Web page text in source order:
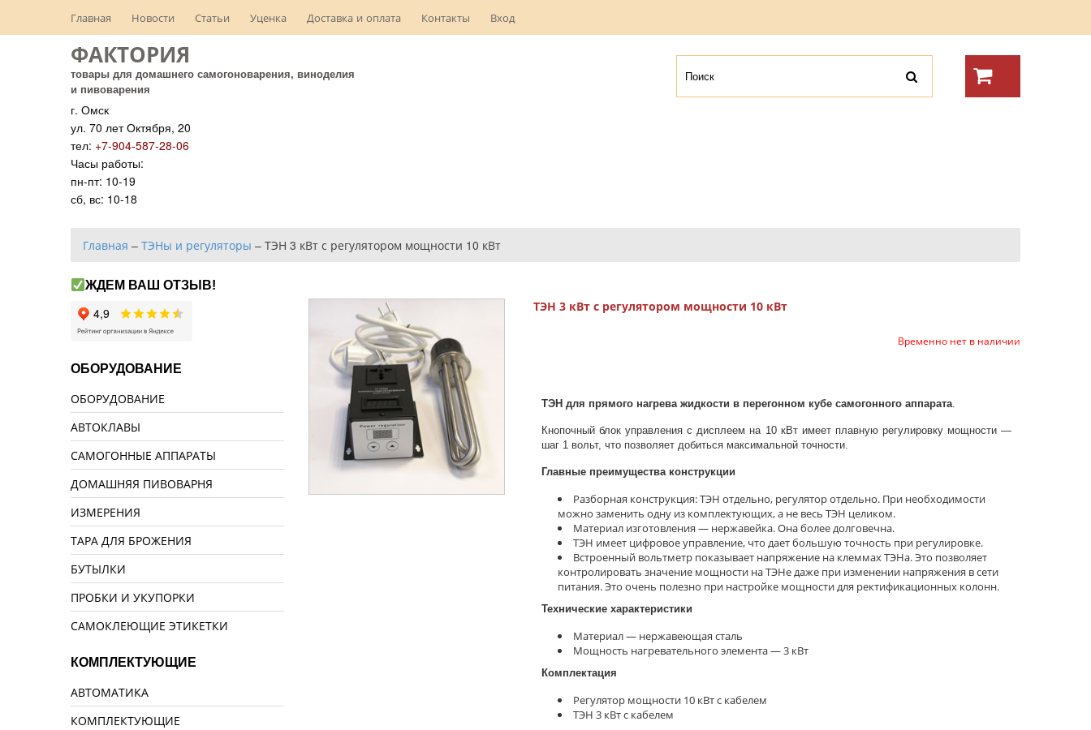
Главная Новости Статьи Уценка Доставка и оплата Контакты Вход
ФАКТОРИЯ
товары для домашнего самогоноварения, виноделия
и пивоварения
г. Омск
ул. 70 лет Октября, 20
тел: +7-904-587-28-06
Часы работы:
пн-пт: 10-19
сб, вс: 10-18
Главная – ТЭНы и регуляторы – ТЭН 3 кВт с регулятором мощности 10 кВт
ТЭН 3 кВт с регулятором мощности 10 кВт
Временно нет в наличии
ТЭН для прямого нагрева жидкости в перегонном кубе самогонного аппарата.
Кнопочный блок управления с дисплеем на 10 кВт имеет плавную регулировку мощности —
шаг 1 вольт, что позволяет добиться максимальной точности.
Главные преимущества конструкции
Разборная конструкция: ТЭН отдельно, регулятор отдельно. При необходимости
можно заменить одну из комплектующих, а не весь ТЭН целиком.
Материал изготовления — нержавейка. Она более долговечна.
ТЭН имеет цифровое управление, что дает большую точность при регулировке.
Встроенный вольтметр показывает напряжение на клеммах ТЭНа. Это позволяет
контролировать значение мощности на ТЭНе даже при изменении напряжения в сети
питания. Это очень полезно при настройке мощности для ректификационных колонн.
Технические характеристики
Материал — нержавеющая сталь
Мощность нагревательного элемента — 3 кВт
Комплектация
Регулятор мощности 10 кВт с кабелем
ТЭН 3 кВт с кабелем
ЖДЕМ ВАШ ОТЗЫВ!
ОБОРУДОВАНИЕ
ОБОРУДОВАНИЕ
АВТОКЛАВЫ
САМОГОННЫЕ АППАРАТЫ
ДОМАШНЯЯ ПИВОВАРНЯ
ИЗМЕРЕНИЯ
ТАРА ДЛЯ БРОЖЕНИЯ
БУТЫЛКИ
ПРОБКИ И УКУПОРКИ
САМОКЛЕЮЩИЕ ЭТИКЕТКИ
КОМПЛЕКТУЮЩИЕ
АВТОМАТИКА
КОМПЛЕКТУЮЩИЕ